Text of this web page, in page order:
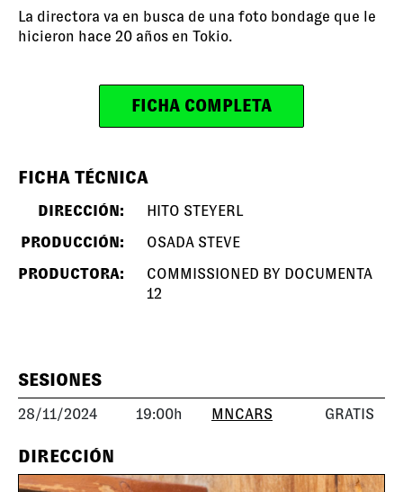
La directora va en busca de una foto bondage que le
hicieron hace 20 años en Tokio.
FICHA COMPLETA
FICHA TÉCNICA
DIRECCIÓN:
HITO STEYERL
PRODUCCIÓN:
OSADA STEVE
PRODUCTORA:
COMMISSIONED BY DOCUMENTA
12
SESIONES
28/11/2024 19:00h MNCARS GRATIS
DIRECCIÓN